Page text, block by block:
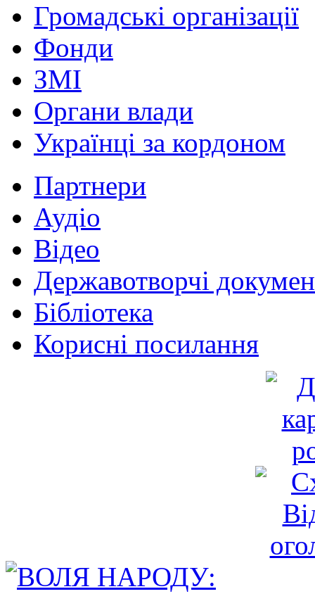
Громадські організації
Фонди
ЗМІ
Органи влади
Українці за кордоном
Партнери
Аудіо
Відео
Державотворчі
Бібліотека
Корисні посилання